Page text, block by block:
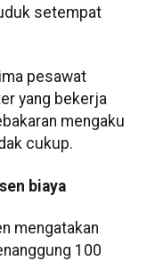
setempat
pesawat
yang bekerja
mengaku
cukup.
biaya
mengatakan
100